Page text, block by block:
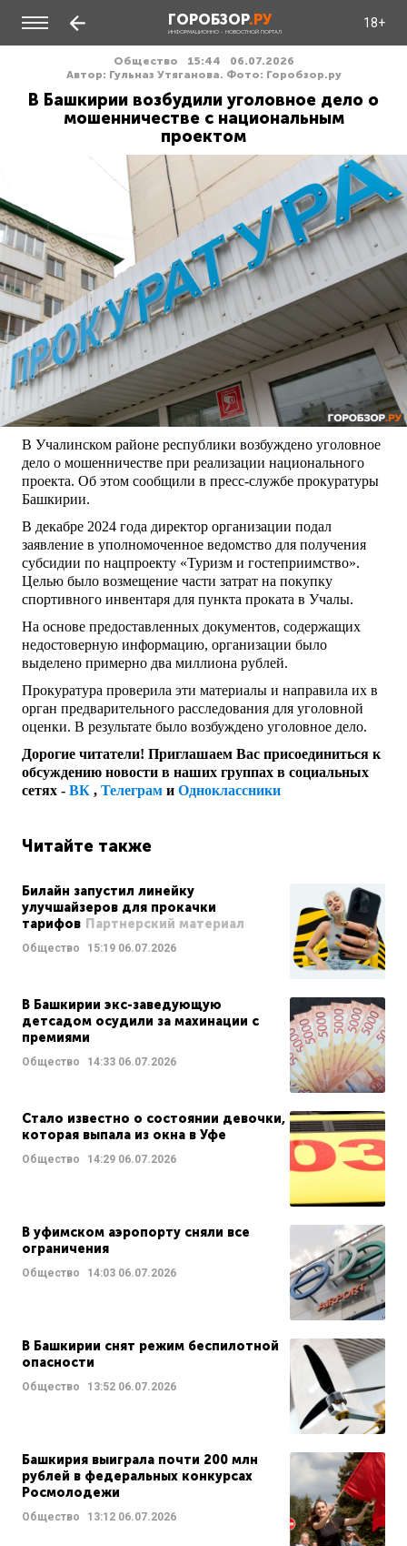
ГОРОБЗОР.РУ
ИНФОРМАЦИОННО - НОВОСТНОЙ ПОРТАЛ
18+
Общество 15:44
06.07.2026
Автор: Гульназ Утяганова. Фото: Горобзор.ру
В Башкирии возбудили уголовное дело о
мошенничестве с национальным
проектом
В Учалинском районе республики возбуждено уголовное
дело о мошенничестве при реализации национального
проекта. Об этом сообщили в пресс-службе прокуратуры
Башкирии.
В декабре 2024 года директор организации подал
заявление в уполномоченное ведомство для получения
субсидии по нацпроекту «Туризм и гостеприимство».
Целью было возмещение части затрат на покупку
спортивного инвентаря для пункта проката в Учалы.
На основе предоставленных документов, содержащих
недостоверную информацию, организации было
выделено примерно два миллиона рублей.
Прокуратура проверила эти материалы и направила их в
орган предварительного расследования для уголовной
оценки. В результате было возбуждено уголовное дело.
Дорогие читатели! Приглашаем Вас присоединиться к
обсуждению новости в наших группах в социальных
сетях - ВК , Телеграм и Одноклассники
Читайте также
Билайн запустил линейку
улучшайзеров для прокачки
тарифов Партнерский материал
Общество 15:19 06.07.2026
В Башкирии экс-заведующую
детсадом осудили за махинации с
премиями
Общество 14:33 06.07.2026
Стало известно о состоянии девочки,
которая выпала из окна в Уфе
Общество 14:29 06.07.2026
В уфимском аэропорту сняли все
ограничения
Общество 14:03 06.07.2026
В Башкирии снят режим беспилотной
опасности
Общество 13:52 06.07.2026
Башкирия выиграла почти 200 млн
рублей в федеральных конкурсах
Росмолодежи
Общество 13:12 06.07.2026